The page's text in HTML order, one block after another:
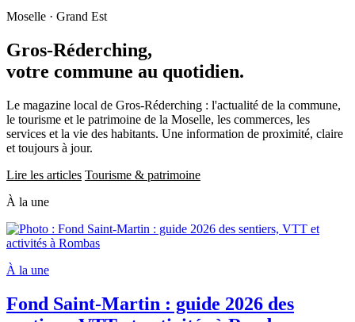
Moselle · Grand Est
Gros-Réderching,
votre commune au quotidien.
Le magazine local de Gros-Réderching : l'actualité de la commune,
le tourisme et le patrimoine de la Moselle, les commerces, les
services et la vie des habitants. Une information de proximité, claire
et toujours à jour.
Lire les articles Tourisme & patrimoine
À la une
À la une
Fond Saint-Martin : guide 2026 des